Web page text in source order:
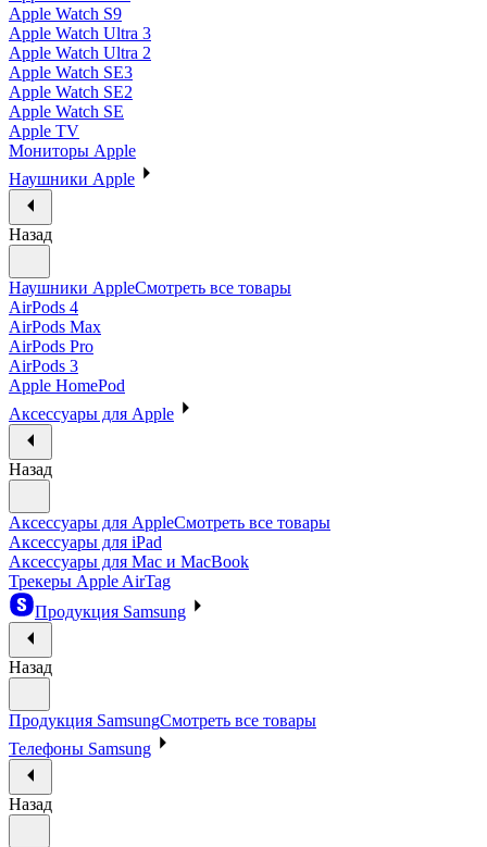
Apple Watch S9
Apple Watch Ultra 3
Apple Watch Ultra 2
Apple Watch SE3
Apple Watch SE2
Apple Watch SE
Apple TV
Мониторы Apple
Наушники Apple
Назад
Наушники AppleСмотреть все товары
AirPods 4
AirPods Max
AirPods Pro
AirPods 3
Apple HomePod
Аксессуары для Apple
Назад
Аксессуары для AppleСмотреть все товары
Аксессуары для iPad
Аксессуары для Mac и MacBook
Трекеры Apple AirTag
Продукция Samsung
Назад
Продукция SamsungСмотреть все товары
Телефоны Samsung
Назад